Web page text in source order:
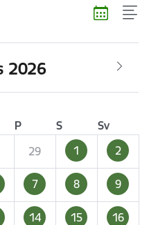
2026
P S
Sv
29 1 2
7 8 9
14 15 16